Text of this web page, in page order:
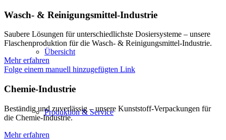
Übersicht
Produktion & Service
Wasch- & Reinigungs­­mittel-Industrie
Saubere Lösungen für unterschiedlichste Dosiersysteme – unsere
Flaschenproduktion für die Wasch- & Reinigungsmittel-Industrie.
Mehr erfahren
Folge einem manuell hinzugefügten Link
Chemie-Industrie
Beständig und zuverlässig – unsere Kunststoff-Verpackungen für
die Chemie-Industrie.
Mehr erfahren